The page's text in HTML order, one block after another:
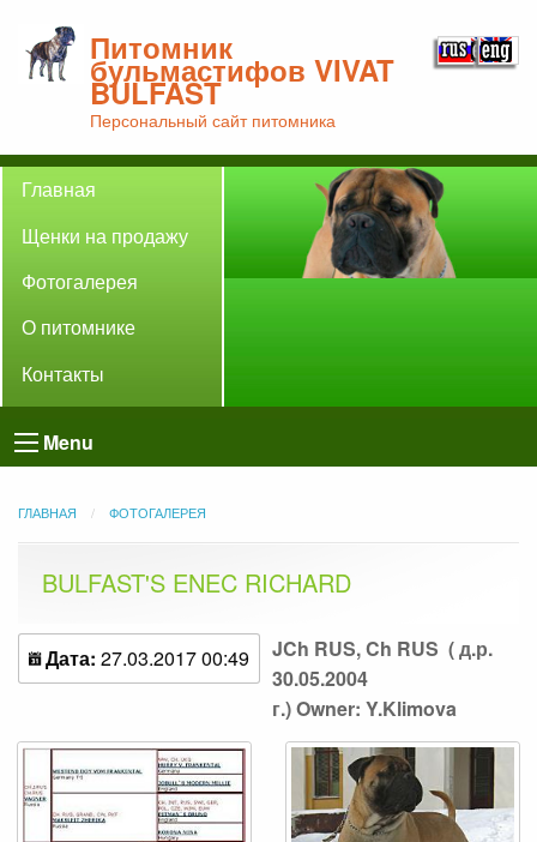
Питомник
бульмастифов VIVAT
BULFAST
Персональный сайт питомника
Главная
Щенки на продажу
Фотогалерея
О питомнике
Контакты
Menu
ГЛАВНАЯ ФОТОГАЛЕРЕЯ
BULFAST'S ENEC RICHARD
Дата: 27.03.2017 00:49
JCh RUS, Ch RUS ( д.р.
30.05.2004
г.) Owner: Y.Klimova